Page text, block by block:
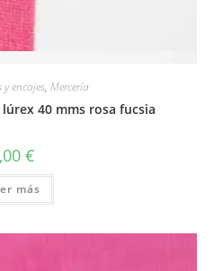
rápida
encajes, Mercería
40 mms rosa fucsia
€
más